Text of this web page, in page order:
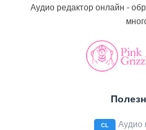
Аудио редактор онлайн -
CL Аудио